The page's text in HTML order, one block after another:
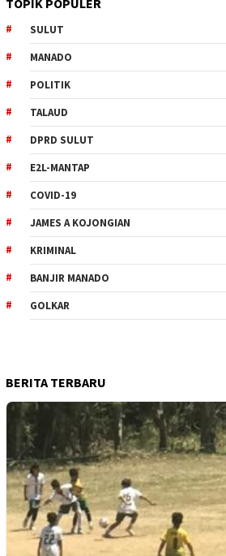
SULUT
MANADO
POLITIK
TALAUD
DPRD SULUT
E2L-MANTAP
COVID-19
JAMES A KOJONGIAN
KRIMINAL
BANJIR MANADO
GOLKAR
BERITA TERBARU